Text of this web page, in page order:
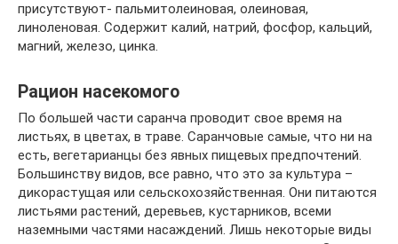
присутствуют- пальмитолеиновая, олеиновая,
линоленовая. Содержит калий, натрий, фосфор, кальций,
магний, железо, цинка.
Рацион насекомого
По большей части саранча проводит свое время на
листьях, в цветах, в траве. Саранчовые самые, что ни на
есть, вегетарианцы без явных пищевых предпочтений.
Большинству видов, все равно, что это за культура –
дикорастущая или сельскохозяйственная. Они питаются
листьями растений, деревьев, кустарников, всеми
наземными частями насаждений. Лишь некоторые виды